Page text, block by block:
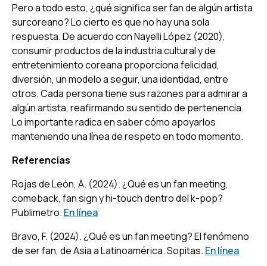
Pero a todo esto, ¿qué significa ser fan de algún artista
surcoreano? Lo cierto es que no hay una sola
respuesta. De acuerdo con Nayelli López (2020),
consumir productos de la industria cultural y de
entretenimiento coreana proporciona felicidad,
diversión, un modelo a seguir, una identidad, entre
otros. Cada persona tiene sus razones para admirar a
algún artista, reafirmando su sentido de pertenencia.
Lo importante radica en saber cómo apoyarlos
manteniendo una línea de respeto en todo momento.
Referencias
Rojas de León, A. (2024).¿Qué es un fan meeting,
comeback, fan sign y hi-touch dentro del k-pop?
Publimetro. En línea
Bravo, F. (2024).¿Qué es un fan meeting? El fenómeno
de ser fan, de Asia a Latinoamérica. Sopitas. En línea